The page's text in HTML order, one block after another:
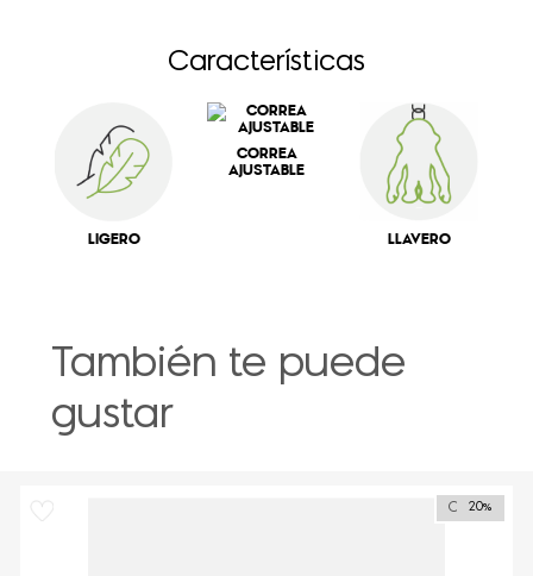
Características
LIGERO
CORREA
AJUSTABLE
LLAVERO
También te puede
gustar
Outlet
20%